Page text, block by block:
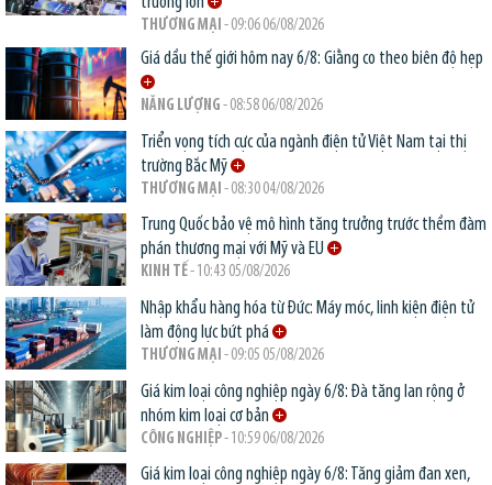
THƯƠNG MẠI - 09:06 06/08/2026
Giá dầu thế giới hôm nay 6/8: Giằng co theo biên độ hẹp
NĂNG LƯỢNG - 08:58 06/08/2026
Triển vọng tích cực của ngành điện tử Việt Nam tại thị
trường Bắc Mỹ
THƯƠNG MẠI - 08:30 04/08/2026
Trung Quốc bảo vệ mô hình tăng trưởng trước thềm đàm
phán thương mại với Mỹ và EU
KINH TẾ- 10:43 05/08/2026
Nhập khẩu hàng hóa từ Đức: Máy móc, linh kiện điện tử
làm động lực bứt phá
THƯƠNG MẠI - 09:05 05/08/2026
Giá kim loại công nghiệp ngày 6/8: Đà tăng lan rộng ở
nhóm kim loại cơ bản
CÔNG NGHIỆP- 10:59 06/08/2026
Giá kim loại công nghiệp ngày 6/8: Tăng giảm đan xen,